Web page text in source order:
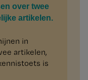
over twee
artikelen.
in
artikelen,
is